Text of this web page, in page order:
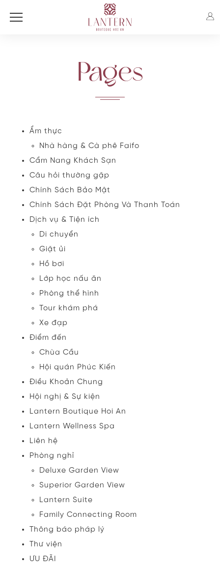
Pages
Ẩm thực
Nhà hàng & Cà phê Faifo
Cẩm Nang Khách Sạn
Câu hỏi thường gặp
Chính Sách Bảo Mật
Chính Sách Đặt Phòng Và Thanh Toán
Dịch vụ & Tiện ích
Di chuyển
Giặt ủi
Hồ bơi
Lớp học nấu ăn
Phòng thể hình
Tour khám phá
Xe đạp
Điểm đến
Chùa Cầu
Hội quán Phúc Kiến
Điều Khoản Chung
Hội nghị & Sự kiện
Lantern Boutique Hoi An
Lantern Wellness Spa
Liên hệ
Phòng nghỉ
Deluxe Garden View
Superior Garden View
Lantern Suite
Family Connecting Room
Thông báo pháp lý
Thư viện
ƯU ĐÃI